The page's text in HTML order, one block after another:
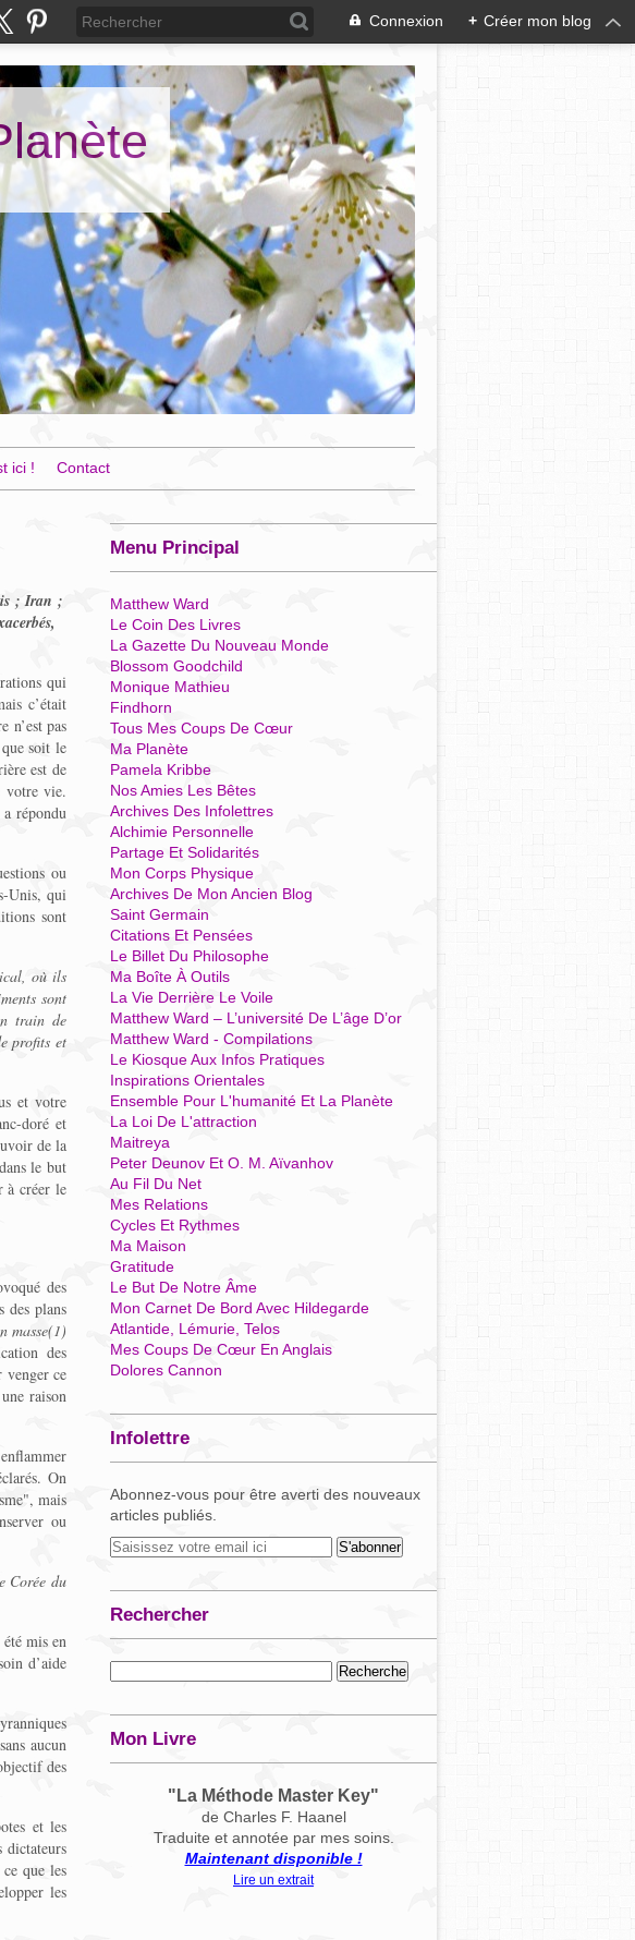
Connexion + Créer mon blog
ici ! Contact
; Iran ;
qui
c’était
n’est pas
soit le
est de
votre vie.
répondu
ou
Unis, qui
sont
où ils
sont
train de
profits et
et votre
doré et
de la
le but
à créer le
des
des plans
masse(1)
des
venger ce
raison
On
mais
ou
Corée du
mis en
d’aide
aucun
des
et les
que les
les
Menu Principal
Matthew Ward
Le Coin Des Livres
La Gazette Du Nouveau Monde
Blossom Goodchild
Monique Mathieu
Findhorn
Tous Mes Coups De Cœur
Ma Planète
Pamela Kribbe
Nos Amies Les Bêtes
Archives Des Infolettres
Alchimie Personnelle
Partage Et Solidarités
Mon Corps Physique
Archives De Mon Ancien Blog
Saint Germain
Citations Et Pensées
Le Billet Du Philosophe
Ma Boîte À Outils
La Vie Derrière Le Voile
Matthew Ward – L’université De L’âge D’or
Matthew Ward - Compilations
Le Kiosque Aux Infos Pratiques
Inspirations Orientales
Ensemble Pour L'humanité Et La Planète
La Loi De L'attraction
Maitreya
Peter Deunov Et O. M. Aïvanhov
Au Fil Du Net
Mes Relations
Cycles Et Rythmes
Ma Maison
Gratitude
Le But De Notre Âme
Mon Carnet De Bord Avec Hildegarde
Atlantide, Lémurie, Telos
Mes Coups De Cœur En Anglais
Dolores Cannon
Infolettre
Abonnez-vous pour être averti des nouveaux
articles publiés.
Rechercher
Mon Livre
"La Méthode Master Key"
de Charles F. Haanel
Traduite et annotée par mes soins.
Maintenant disponible !
Lire un extrait